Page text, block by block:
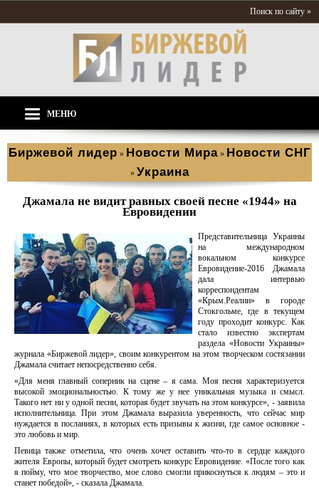
Поиск по сайту »
МЕНЮ
Биржевой лидер » Новости Мира » Новости СНГ
» Украина
Джамала не видит равных своей песне «1944» на
Евровидении
Представительница Украины
на международном
вокальном конкурсе
Евровидение-2016 Джамала
дала интервью
корреспондентам
«Крым.Реалии» в городе
Стокгольме, где в текущем
году проходит конкурс. Как
стало известно экспертам
раздела «Новости Украины»
журнала «Биржевой лидер», своим конкурентом на этом творческом состязании
Джамала считает непосредственно себя.
«Для меня главный соперник на сцене – я сама. Моя песня характеризуется
высокой эмоциональностью. К тому же у нее уникальная музыка и смысл.
Такого нет ни у одной песни, которая будет звучать на этом конкурсе», - заявила
исполнительница. При этом Джамала выразила уверенность, что сейчас мир
нуждается в посланиях, в которых есть призывы к жизни, где самое основное -
это любовь и мир.
Певица также отметила, что очень хочет оставить что-то в сердце каждого
жителя Европы, который будет смотреть конкурс Евровидение. «После того как
я пойму, что мое творчество, мое слово смогли прикоснуться к людям – это и
станет победой», - сказала Джамала.